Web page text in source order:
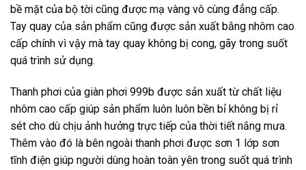
bề mặt của bộ tời cũng được mạ vàng vô cùng đẳng cấp.
Tay quay của sản phẩm cũng được sản xuất bằng nhôm cao
cấp chính vì vậy mà tay quay không bị cong, gãy trong suốt
quá trình sử dụng.
Thanh phơi của giàn phơi 999b được sản xuất từ chất liệu
nhôm cao cấp giúp sản phẩm luôn luôn bền bỉ không bị rỉ
sét cho dù chịu ảnh hưởng trực tiếp của thời tiết nắng mưa.
Thêm vào đó là bên ngoài thanh phơi được sơn 1 lớp sơn
tĩnh điện giúp người dùng hoàn toàn yên trong suốt quá trình